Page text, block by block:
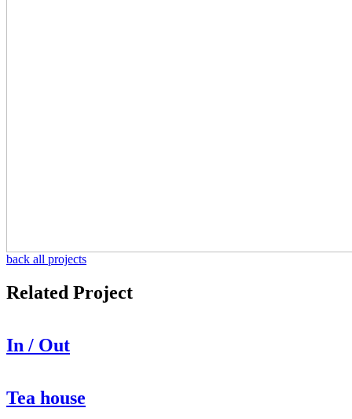
back all projects
Related Project
In / Out
Tea house